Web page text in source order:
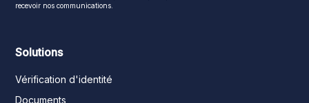
recevoir nos communications.
Solutions
Vérification d'identité
Documents